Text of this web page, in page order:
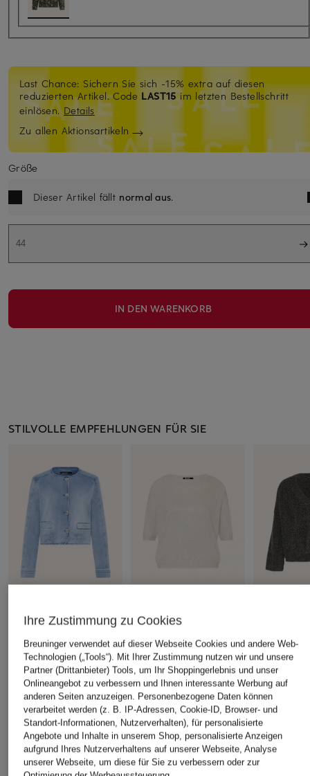
Last Chance: Sichern Sie sich -15% extra auf diesen
reduzierten Artikel. Code LAST15im letzten Bestellschritt
einlösen.Details
Zu allen Aktionsartikeln
Größe
Dieser Artikel fällt normal aus.
44
IN DEN WARENKORB
STILVOLLE EMPFEHLUNGEN FÜR SIE
+Aktionsrabatt
MARC AUREL
Jeansjacke
99,99 €
Bestpreis:84,99 €
Ursprünglich:199,95 €
+Aktionsrabatt
MARC AUREL
Strickshirt mit
Glitzergarn
59,99 €
Bestpreis:50,99 €
Ursprünglich:119,95 €
MARC
Oversized-
129,99 €
Bestpreis:
Ursprünglich:
ÄHNLICHE ARTIKEL ENTDECKEN
Ihre Zustimmung zu Cookies
Breuninger verwendet auf dieser Webseite Cookies und andere Web-
Technologien („Tools“). Mit Ihrer Zustimmung nutzen wir und unsere
Partner (Drittanbieter) Tools, um Ihr Shoppingerlebnis und unser
Onlineangebot zu verbessern und Ihnen interessante Werbung auf
anderen Seiten anzuzeigen. Personenbezogene Daten können
verarbeitet werden (z. B. IP-Adressen, Cookie-ID, Browser- und
Standort-Informationen, Nutzerverhalten), für personalisierte
Angebote und Inhalte in unserem Shop, personalisierte Anzeigen
aufgrund Ihres Nutzerverhaltens auf unserer Webseite, Analyse
unserer Webseite, um diese für Sie zu verbessern oder zur